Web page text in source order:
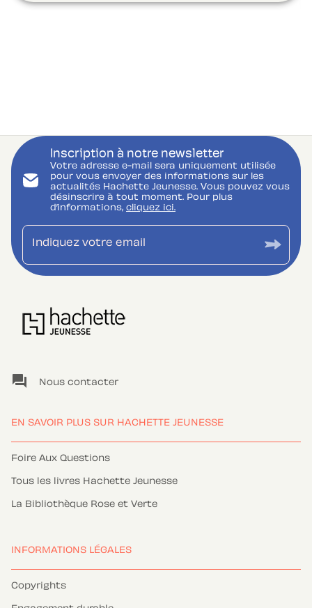
Inscription à notre newsletter
Votre adresse e-mail sera uniquement utilisée
pour vous envoyer des informations sur les
actualités Hachette Jeunesse. Vous pouvez vous
désinscrire à tout moment. Pour plus
d’informations, cliquez ici.
Indiquez votre email
question_answer Nous contacter
EN SAVOIR PLUS SUR HACHETTE JEUNESSE
Foire Aux Questions
Tous les livres Hachette Jeunesse
La Bibliothèque Rose et Verte
INFORMATIONS LÉGALES
Copyrights